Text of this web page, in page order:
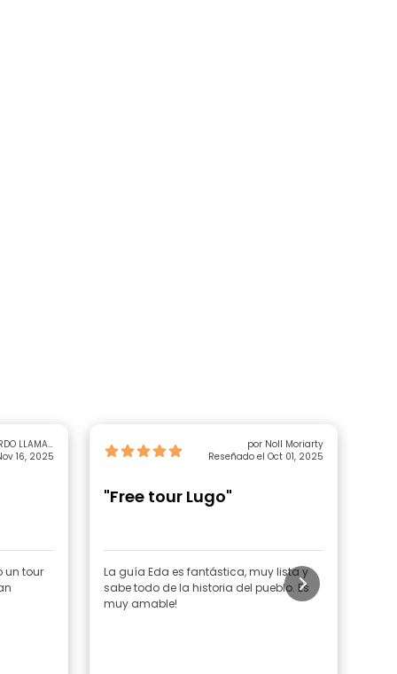
LLAMAS
RODRIGUEZ
16, 2025
un tour
por Noll Moriarty
Reseñado el Oct 01, 2025
"Free tour Lugo"
La guía Eda es fantástica, muy lista y
sabe todo de la historia del pueblo. Es
muy amable!